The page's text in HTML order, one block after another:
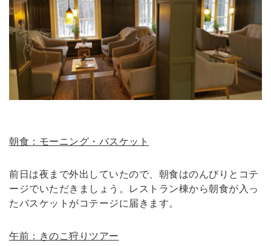
朝食：モーニング・バスケット
前日は夜まで外出していたので、朝食はのんびりとコテ
ージでいただきましょう。レストラン棟から朝食が入っ
たバスケットがコテージに届きます。
午前：きのこ狩りツアー